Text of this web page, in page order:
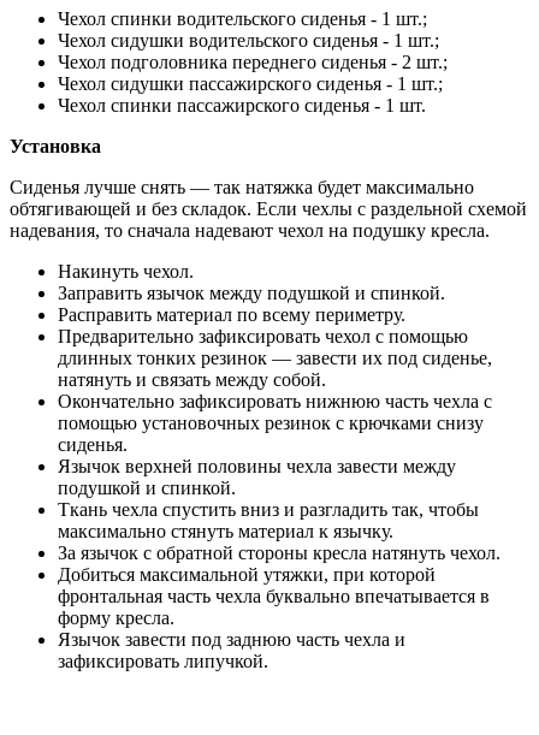
Чехол спинки водительского сиденья - 1 шт.;
Чехол сидушки водительского сиденья - 1 шт.;
Чехол подголовника переднего сиденья - 2 шт.;
Чехол сидушки пассажирского сиденья - 1 шт.;
Чехол спинки пассажирского сиденья - 1 шт.
Установка
Сиденья лучше снять — так натяжка будет максимально
обтягивающей и без складок. Если чехлы с раздельной схемой
надевания, то сначала надевают чехол на подушку кресла.
Накинуть чехол.
Заправить язычок между подушкой и спинкой.
Расправить материал по всему периметру.
Предварительно зафиксировать чехол с помощью
длинных тонких резинок — завести их под сиденье,
натянуть и связать между собой.
Окончательно зафиксировать нижнюю часть чехла с
помощью установочных резинок с крючками снизу
сиденья.
Язычок верхней половины чехла завести между
подушкой и спинкой.
Ткань чехла спустить вниз и разгладить так, чтобы
максимально стянуть материал к язычку.
За язычок с обратной стороны кресла натянуть чехол.
Добиться максимальной утяжки, при которой
фронтальная часть чехла буквально впечатывается в
форму кресла.
Язычок завести под заднюю часть чехла и
зафиксировать липучкой.